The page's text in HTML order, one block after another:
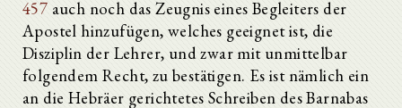
457 auch noch das Zeugnis eines Begleiters der
Apostel hinzufügen, welches geeignet ist, die
Disziplin der Lehrer, und zwar mit unmittelbar
folgendem Recht, zu bestätigen. Es ist nämlich ein
an die Hebräer gerichtetes Schreiben des Barnabas